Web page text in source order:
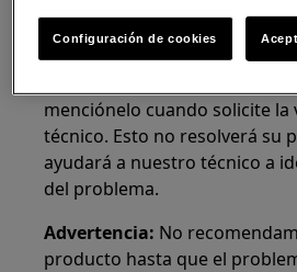
problema, le recomendamos
visita de nuestro Servicio
menciónelo cuando solicite la
técnico. Esto no resolverá su
ayudará a nuestro técnico a
del problema.
Advertencia: No
producto hasta que el
Configuración de cookies